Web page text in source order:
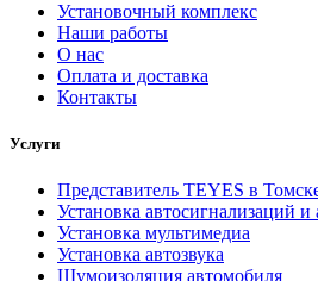
Установочный комплекс
Наши работы
О нас
Оплата и доставка
Контакты
Услуги
Представитель TEYES в
Установка автосигнализаций и
Установка мультимедиа
Установка автозвука
Шумоизоляция автомобиля